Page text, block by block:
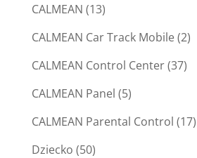
CALMEAN (13)
CALMEAN Car Track Mobile(2)
CALMEAN Control Center(37)
CALMEAN Panel (5)
CALMEAN Parental Control (17)
Dziecko (50)